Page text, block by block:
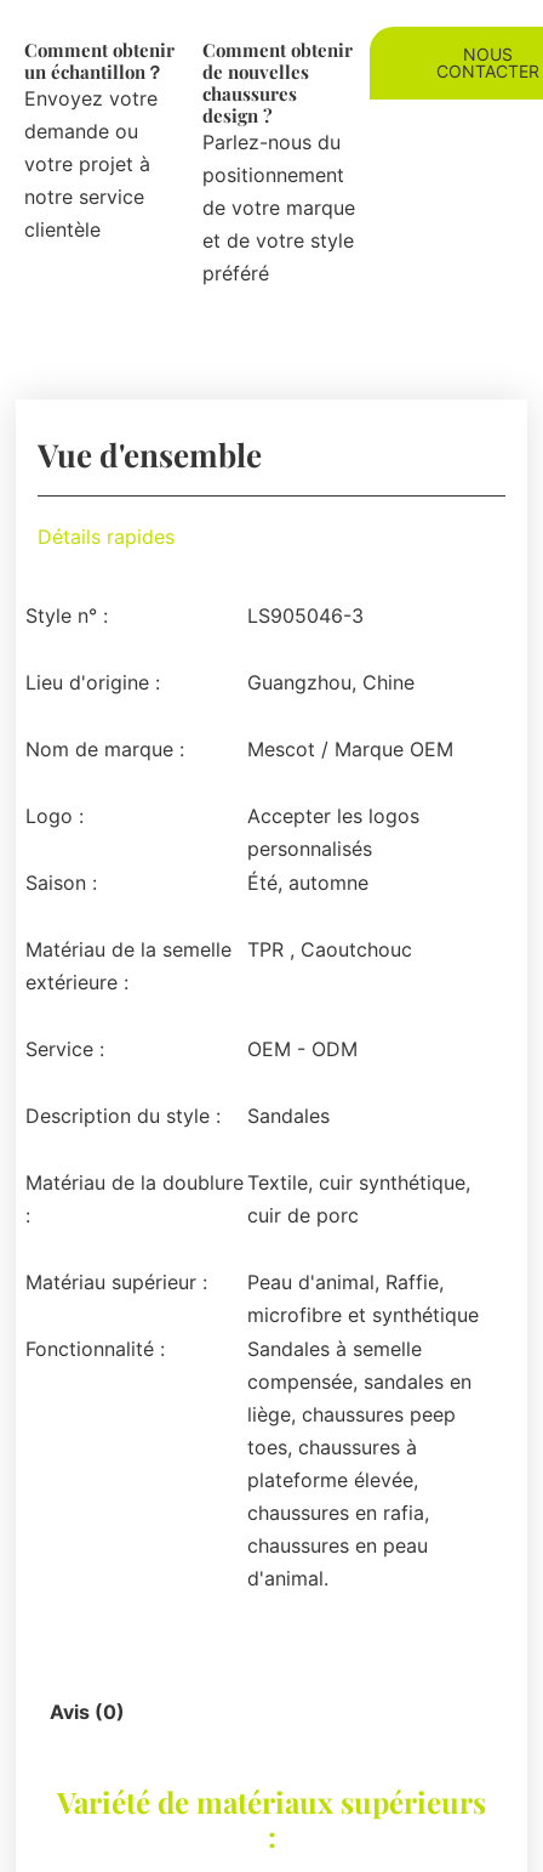
Comment obtenir
un échantillon？
Envoyez votre
demande ou
votre projet à
notre service
clientèle
Comment obtenir
de nouvelles
chaussures
design ?
Parlez-nous du
positionnement
de votre marque
et de votre style
préféré
NOUS
CONTACTER
Vue d'ensemble
Détails rapides
Style n° : LS905046-3
Lieu d'origine : Guangzhou, Chine
Nom de marque : Mescot / Marque OEM
Logo :
Accepter les logos
personnalisés
Saison :
Été, automne
Matériau de la semelle
extérieure :
TPR , Caoutchouc
Service : OEM - ODM
Description du style : Sandales
Matériau de la doublure
:
Textile, cuir synthétique,
cuir de porc
Matériau supérieur :
Peau d'animal, Raffie,
microfibre et synthétique
Fonctionnalité :
Sandales à semelle
compensée, sandales en
liège, chaussures peep
toes, chaussures à
plateforme élevée,
chaussures en rafia,
chaussures en peau
d'animal.
Avis (0)
Variété de matériaux supérieurs
: